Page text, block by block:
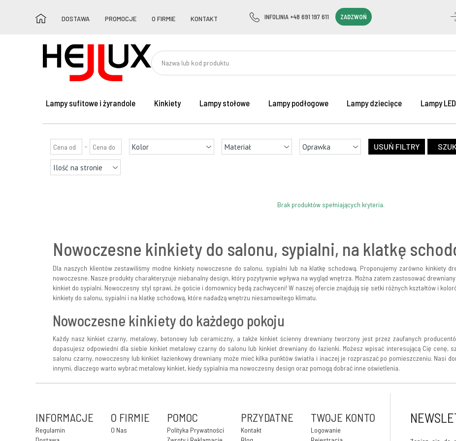
DOSTAWA PROMOCJE O FIRMIE KONTAKT INFOLINIA +48 691 197 611 ZADZWOŃ
Lampy sufitowe i żyrandole Kinkiety Lampy stołowe Lampy podłogowe Lampy dziecięce Lampy LED
-
Brak produktów spełniających kryteria.
Nowoczesne kinkiety do salonu, sypialni, na klatkę
Dla naszych klientów zestawiliśmy modne kinkiety nowoczesne do salonu, sypialni lub na klatkę schodową. Proponujemy zarówno kinkiety
nowoczesne. Nasze produkty charakteryzuje niebanalny design, który pozytywnie wpływa na wygląd wnętrza. Można zatem zastosować
kinkiet do sypialni. Nowoczesny styl sprawi, że goście i domownicy będą zachwyceni! W naszej ofercie znajdują się setki różnych kształtów i
kinkiety do salonu, sypialni i na klatkę schodową, które nadadzą wnętrzu niesamowitego klimatu.
Nowoczesne kinkiety do każdego pokoju
Każdy nasz kinkiet czarny, metalowy, betonowy lub ceramiczny, a także kinkiet ścienny drewniany tworzony jest przez zaufanych
dopasujesz odpowiedni dla siebie kinkiet metalowy czarny do salonu lub kinkiet drewniany do łazienki. Możesz wpisać interesującą Cię cenę,
salonu czarny, nowoczesny lub kinkiet łazienkowy drewniany może mieć kilka punktów światła i inaczej je rozpraszać po pomieszczeniu. Nasi
innymi, dlaczego warto wybrać metalowy kinkiet, kiedy sypialnia ma nowoczesny design oraz pomogą dobrać inne oświetlenia.
INFORMACJE
Regulamin
O FIRMIE
O Nas
POMOC
Polityka Prywatności
PRZYDATNE
Kontakt
TWOJE KONTO
Logowanie